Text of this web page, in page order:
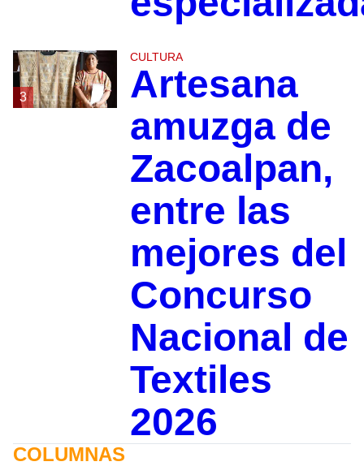
3
CULTURA
Artesana
amuzga de
Zacoalpan,
entre las
mejores del
Concurso
Nacional de
Textiles
2026
COLUMNAS